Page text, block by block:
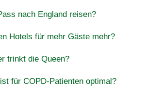
nach England reisen?
Hotels für mehr Gäste mehr?
trinkt die Queen?
für COPD-Patienten optimal?